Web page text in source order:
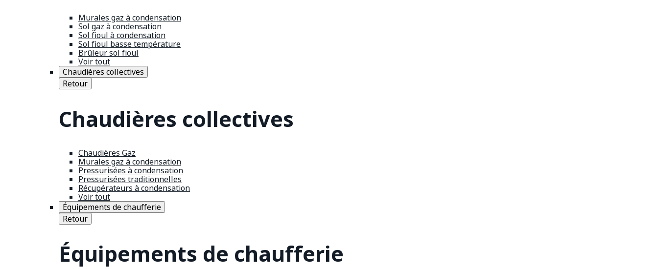
Murales gaz à condensation
Sol gaz à condensation
Sol fioul à condensation
Sol fioul basse température
Brûleur sol fioul
Voir tout
Chaudières collectives
Retour
Chaudières collectives
Chaudières Gaz
Murales gaz à condensation
Pressurisées à condensation
Pressurisées traditionnelles
Récupérateurs à condensation
Voir tout
Équipements de chaufferie
Retour
Équipements de chaufferie